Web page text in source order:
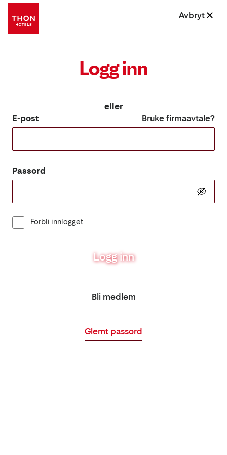
Logg inn
eller
E-post
Bruke firmaavtale?
Passord
Forbli innlogget
Logg inn
Bli medlem
Glemt passord
Avbryt